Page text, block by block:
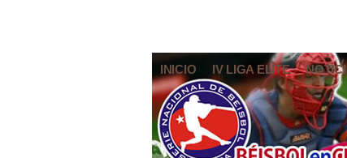
INICIO IV LIGA ELITE